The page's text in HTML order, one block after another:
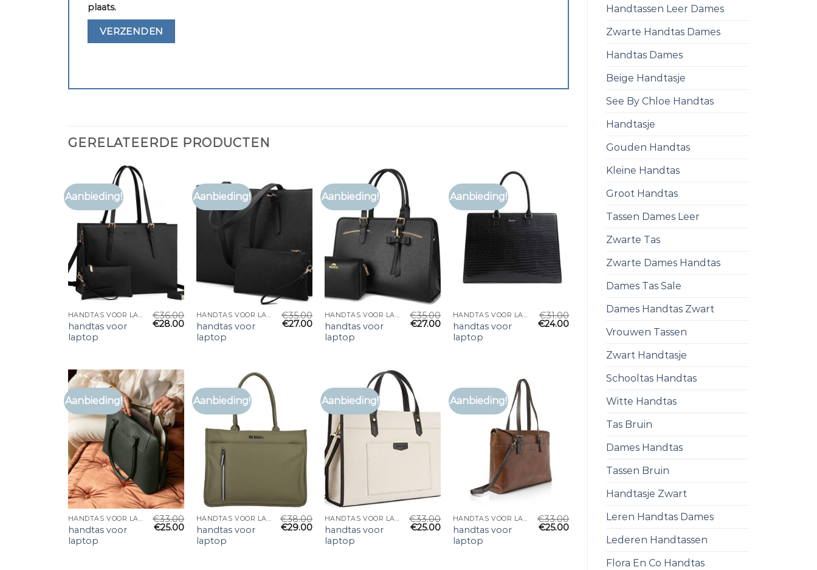
Handtassen Leer Dames
Zwarte Handtas Dames
Handtas Dames
Beige Handtasje
See By Chloe Handtas
Handtasje
Gouden Handtas
Kleine Handtas
Groot Handtas
Tassen Dames Leer
Zwarte Tas
Zwarte Dames Handtas
Dames Tas Sale
Dames Handtas Zwart
Vrouwen Tassen
Zwart Handtasje
Schooltas Handtas
Witte Handtas
Tas Bruin
Dames Handtas
Tassen Bruin
Handtasje Zwart
Leren Handtas Dames
Lederen Handtassen
Flora En Co Handtas
plaats.
GERELATEERDE PRODUCTEN
Aanbieding!
HANDTAS VOOR LAPTOP
handtas voor
laptop
€36.00
€28.00
Aanbieding!
HANDTAS VOOR LAPTOP
handtas voor
laptop
€35.00
€27.00
Aanbieding!
HANDTAS VOOR LAPTOP
handtas voor
laptop
€35.00
€27.00
Aanbieding!
HANDTAS VOOR LAPTOP
handtas voor
laptop
€31.00
€24.00
Aanbieding!
HANDTAS VOOR LAPTOP
handtas voor
laptop
€33.00
€25.00
Aanbieding!
HANDTAS VOOR LAPTOP
handtas voor
laptop
€38.00
€29.00
Aanbieding!
HANDTAS VOOR LAPTOP
handtas voor
laptop
€33.00
€25.00
Aanbieding!
HANDTAS VOOR LAPTOP
handtas voor
laptop
€33.00
€25.00